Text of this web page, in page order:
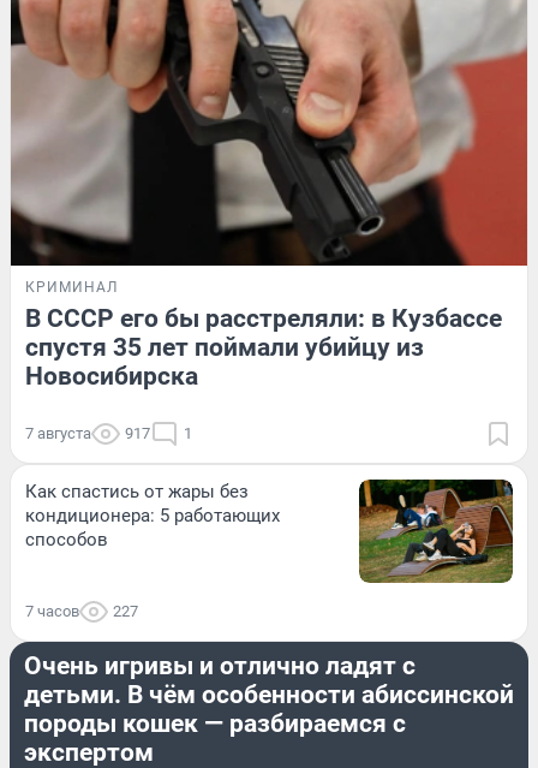
КРИМИНАЛ
В СССР его бы расстреляли: в Кузбассе
спустя 35 лет поймали убийцу из
Новосибирска
7 августа 917 1
Как спастись от жары без
кондиционера: 5 работающих
способов
7 часов 227
ЖИВОТНЫЕ
Очень игривы и отлично ладят с
детьми. В чём особенности абиссинской
породы кошек — разбираемся с
экспертом